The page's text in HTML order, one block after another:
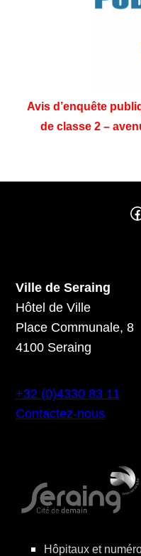
Avis d’enquête
de classe 2 –
Facebook ville de seraing
Ville de Seraing
Hôtel de Ville
Place Communale, 8
4100 Seraing
+32 (0)4330 83 11
Contactez-nous
Hôpitaux et